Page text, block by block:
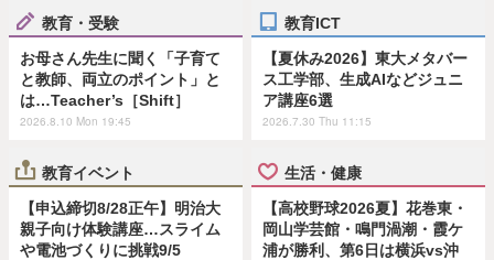
教育・受験
お母さん先生に聞く「子育て
と教師、両立のポイント」と
は…Teacher’s［Shift］
2026.8.10 Mon 19:45
教育ICT
【夏休み2026】東大メタバー
ス工学部、生成AIなどジュニ
ア講座6選
2026.7.30 Thu 11:15
教育イベント
【申込締切8/28正午】明治大
親子向け体験講座…スライム
や電池づくりに挑戦9/5
生活・健康
【高校野球2026夏】花巻東・
岡山学芸館・鳴門渦潮・霞ケ
浦が勝利、第6日は横浜vs沖